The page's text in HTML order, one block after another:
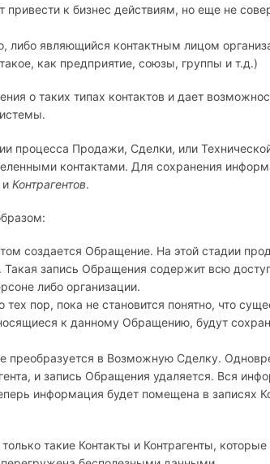
привести к бизнес действиям, но еще не
либо являющийся контактным лицом
как предприятие, союзы, группы и т.д.)
о таких типах контактов и дает
процесса Продажи, Сделки, или
контактами. Для сохранения
и Контрагентов.
создается Обращение. На этой стадии
Такая запись Обращения содержит всю
либо организации.
пор, пока не становится понятно, что
к данному Обращению, будут
преобразуется в Возможную Сделку.
и запись Обращения удаляется. Вся
информация будет помещена в записях
такие Контакты и Контрагенты,